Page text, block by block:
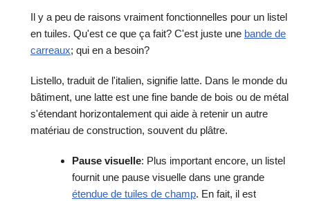
Il y a peu de raisons vraiment fonctionnelles pour un listel
en tuiles. Qu'est ce que ça fait? C'est juste une bande de
carreaux; qui en a besoin?
Listello, traduit de l'italien, signifie latte. Dans le monde du
bâtiment, une latte est une fine bande de bois ou de métal
s'étendant horizontalement qui aide à retenir un autre
matériau de construction, souvent du plâtre.
Pause visuelle: Plus important encore, un listel
fournit une pause visuelle dans une grande
étendue de tuiles de champ. En fait, il est